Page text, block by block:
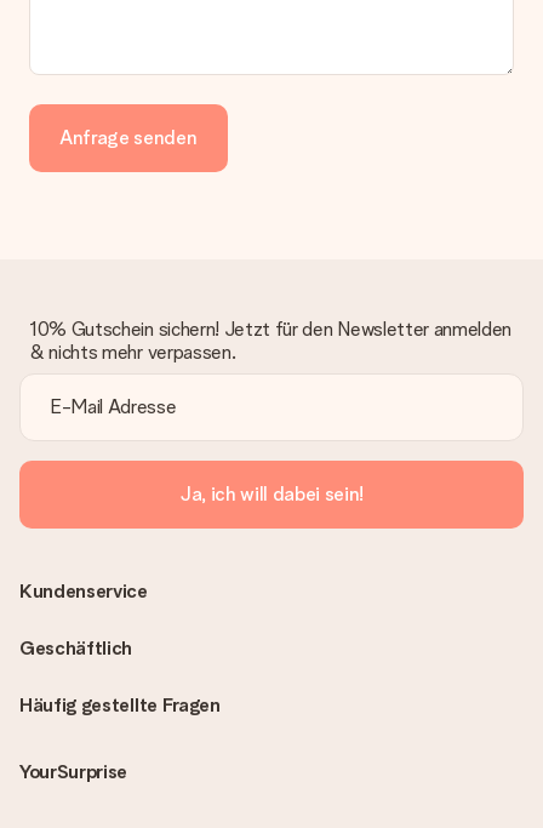
Anfrage senden
10% Gutschein sichern! Jetzt für den Newsletter anmelden
& nichts mehr verpassen.
Ja, ich will dabei sein!
Häufig gestellte Fragen
YourSurprise
Kundenservice
Geschäftlich